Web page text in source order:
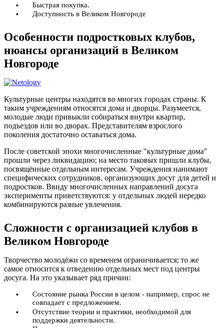
Быстрая покупка.
Доступность в Великом Новгороде
Особенности подростковых клубов,
нюансы организаций в Великом
Новгороде
Культурные центры находятся во многих городах страны. К
таким учреждениям относятся дома и дворцы. Разумеется,
молодые люди привыкли собираться внутри квартир,
подъездов или во дворах. Представителям взрослого
поколения достаточно оставаться дома.
После советской эпохи многочисленные "культурные дома"
прошли через ликвидацию; на место таковых пришли клубы,
посвящённые отдельным интересам. Учреждения нанимают
специфических сотрудников, организующих досуг для детей и
подростков. Ввиду многочисленных направлений досуга
эксперименты приветствуются: у отдельных людей нередко
комбинируются разные увлечения.
Сложности с организацией клубов в
Великом Новгороде
Творчество молодёжи со временем ограничивается; то же
самое относится к отведению отдельных мест под центры
досуга. На это указывает ряд причин:
Состояние рынка России в целом - например, спрос не
совпадает с предложением.
Отсутствие теории и практики, необходимой для
поддержки деятельности.